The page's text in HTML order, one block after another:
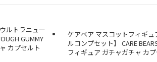
ルトラニュー
GUMMY
カプセルト
ケアベア マスコットフィギ
ルコンプセット】 CARE
フィギュア ガチャガチャ カプ